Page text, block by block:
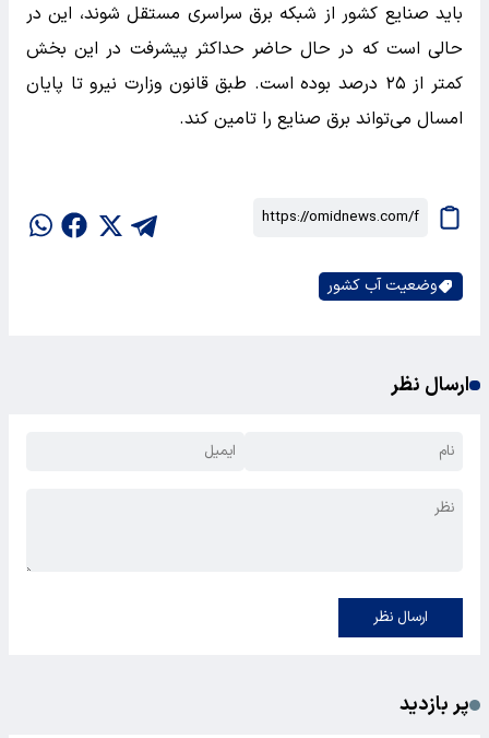
باید صنایع کشور از شبکه برق سراسری مستقل شوند، این در
حالی است که در حال حاضر حداکثر پیشرفت در این بخش
کمتر از ۲۵ درصد بوده است. طبق قانون وزارت نیرو تا پایان
امسال می‌تواند برق صنایع را تامین کند.
وضعیت آب کشور
ارسال نظر
ارسال نظر
پر بازدید